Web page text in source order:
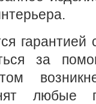
гарантией
за
любые